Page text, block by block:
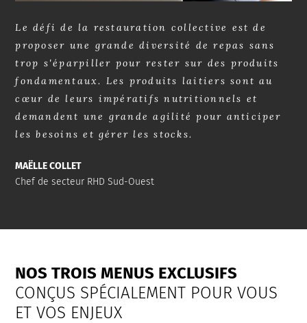
Le défi de la restauration collective est de
proposer une grande diversité de repas sans
trop s'éparpiller pour rester sur des produits
fondamentaux. Les produits laitiers sont au
cœur de leurs impératifs nutritionnels et
demandent une grande agilité pour anticiper
les besoins et gérer les stocks.
MAËLLE COLLET
Chef de secteur RHD Sud-Ouest
NOS TROIS MENUS EXCLUSIFS
CONÇUS SPÉCIALEMENT POUR VOUS
ET VOS ENJEUX